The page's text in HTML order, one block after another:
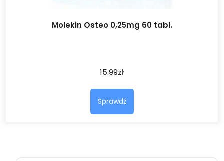
Molekin Osteo 0,25mg 60 tabl.
15.99zł
Sprawdź